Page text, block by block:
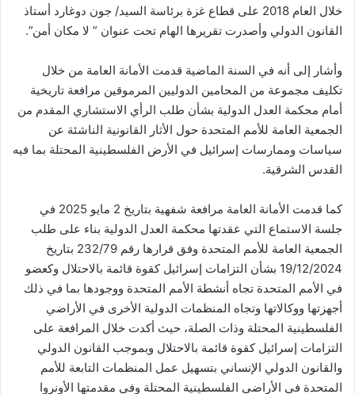
خلال العام 2018 على قطاع غزة برئاسة السيد/ جون دوغارد أستاذ
القانون الدولي وأصدرت تقريرها الهام تحت عنوان ” لا مكان أمن”.
وأشار إلى أنه في السنة الماضية قدمت الأمانة العامة من خلال
تكليف مجموعة من المحامين الدوليين المرموقين مرافعة تاريخية
أمام محكمة العدل الدولية بشأن طلب الرأي الاستشاري المقدم من
الجمعية العامة للأمم المتحدة حول الأثار القانونية الناشئة عن
سياسات وممارسات إسرائيل في الأرض الفلسطينية المحتلة بما فيه
القدس الشرقية.
كما قدمت الأمانة العامة مرافعة شفهية بتاريخ 2 مايو 2025 في
جلسة الاستماع التي عقدتها محكمة العدل الدولية بناء على طلب
الجمعية العامة للأمم المتحدة وفق قرارها رقم 232/79 بتاريخ
19/12/2024 بشأن التزامات إسرائيل كقوة قائمة بالاحتلال وكعضو
في الأمم المتحدة تجاه أنشطة الأمم المتحدة ووجودها بما في ذلك
أجهزتها ووكالاتها وتجاه المنظمات الدولية الأخرى في الأراضي
الفلسطينية المحتلة وذات الصلة، حيث أكدت خلال المرافعة على
التزامات إسرائيل كقوة قائمة بالاحتلال وبموجب القانون الدولي
والقانون الدولي الإنساني بتسهيل عمل المنظمات التابعة للأمم
المتحدة في الأراضي الفلسطينية المحتلة وفي مقدمتها الأونروا